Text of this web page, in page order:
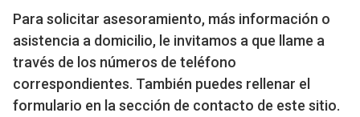
Para solicitar asesoramiento, más información o
asistencia a domicilio, le invitamos a que llame a
través de los números de teléfono
correspondientes. También puedes rellenar el
formulario en la sección de contacto de este sitio.